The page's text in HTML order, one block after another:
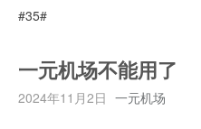
#35#
一元机场不能用了
2024年11月2日 一元机场